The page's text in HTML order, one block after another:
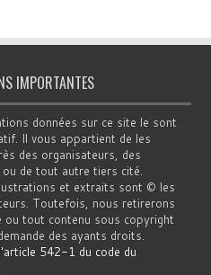
IMPORTANTES
données sur ce site le sont
Il vous appartient de les
des organisateurs, des
ou de tout autre tiers cité.
et extraits sont © les
Toutefois, nous retirerons
ou tout contenu sous copyright
des ayants droits.
542-1 du code du